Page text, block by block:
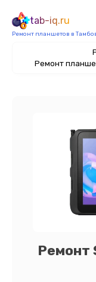
tab-iq.ru
Ремонт планшетов в
Ремонт
Ремонт